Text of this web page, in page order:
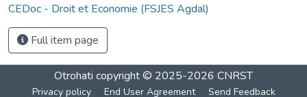
CEDoc - Droit et Economie (FSJES Agdal)
Full item page
Otrohati copyright © 2025-2026 CNRST
Privacy policy End User Agreement Send Feedback